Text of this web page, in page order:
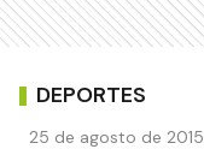
DEPORTES
25 de agosto de